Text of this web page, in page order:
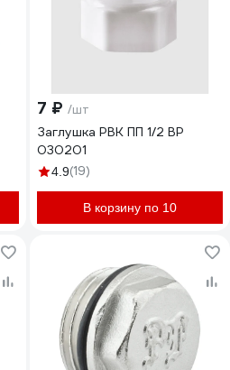
7 ₽ /шт
Заглушка РВК ПП 1/2 ВР
030201
4.9(19)
В корзину по 10